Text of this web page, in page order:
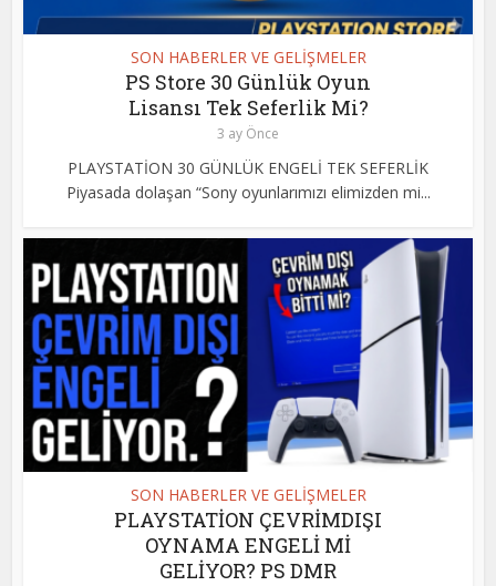
SON HABERLER VE GELİŞMELER
PS Store 30 Günlük Oyun
Lisansı Tek Seferlik Mi?
3 ay Önce
PLAYSTATİON 30 GÜNLÜK ENGELİ TEK SEFERLİK
Piyasada dolaşan “Sony oyunlarımızı elimizden mi...
SON HABERLER VE GELİŞMELER
PLAYSTATİON ÇEVRİMDIŞI
OYNAMA ENGELİ Mİ
GELİYOR? PS DMR